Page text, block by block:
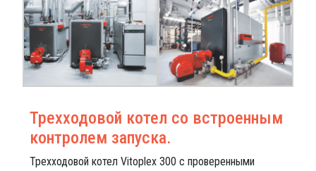
Трехходовой котел со встроенным
контролем запуска.
Трехходовой котел Vitoplex 300 с проверенными